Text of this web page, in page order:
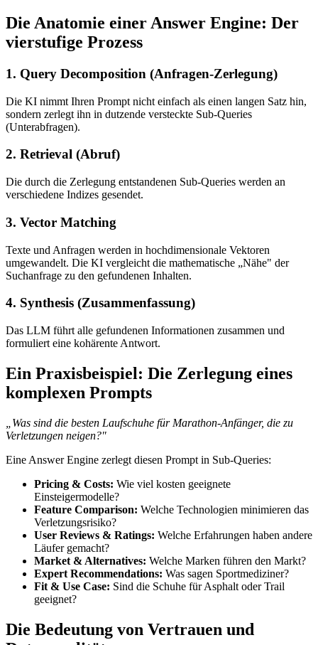
Die Anatomie einer Answer Engine: Der
vierstufige Prozess
1. Query Decomposition (Anfragen-Zerlegung)
Die KI nimmt Ihren Prompt nicht einfach als einen langen Satz hin,
sondern zerlegt ihn in dutzende versteckte Sub-Queries
(Unterabfragen).
2. Retrieval (Abruf)
Die durch die Zerlegung entstandenen Sub-Queries werden an
verschiedene Indizes gesendet.
3. Vector Matching
Texte und Anfragen werden in hochdimensionale Vektoren
umgewandelt. Die KI vergleicht die mathematische „Nähe" der
Suchanfrage zu den gefundenen Inhalten.
4. Synthesis (Zusammenfassung)
Das LLM führt alle gefundenen Informationen zusammen und
formuliert eine kohärente Antwort.
Ein Praxisbeispiel: Die Zerlegung eines
komplexen Prompts
„Was sind die besten Laufschuhe für Marathon-Anfänger, die zu
Verletzungen neigen?"
Eine Answer Engine zerlegt diesen Prompt in Sub-Queries:
Pricing & Costs: Wie viel kosten geeignete
Einsteigermodelle?
Feature Comparison: Welche Technologien minimieren das
Verletzungsrisiko?
User Reviews & Ratings: Welche Erfahrungen haben andere
Läufer gemacht?
Market & Alternatives: Welche Marken führen den Markt?
Expert Recommendations: Was sagen Sportmediziner?
Fit & Use Case: Sind die Schuhe für Asphalt oder Trail
geeignet?
Die Bedeutung von Vertrauen und